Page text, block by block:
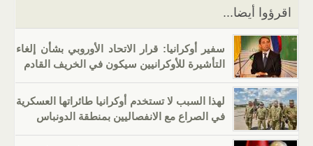
اقرؤوا أيضا...
سفير أوكرانيا: قرار الاتحاد الأوروبي بشأن إلغاء
التأشيرة للأوكرانيين سيكون في الخريف القادم
لهذا السبب لا تستخدم أوكرانيا طائراتها العسكرية
في الصراع مع الانفصاليين بمنطقة الدونباس